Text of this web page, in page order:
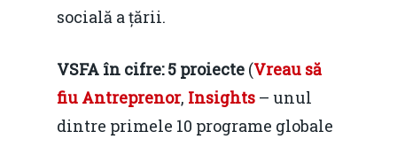
socială a țării.
VSFA în cifre: 5 proiecte (Vreau să
fiu Antreprenor, Insights – unul
dintre primele 10 programe globale